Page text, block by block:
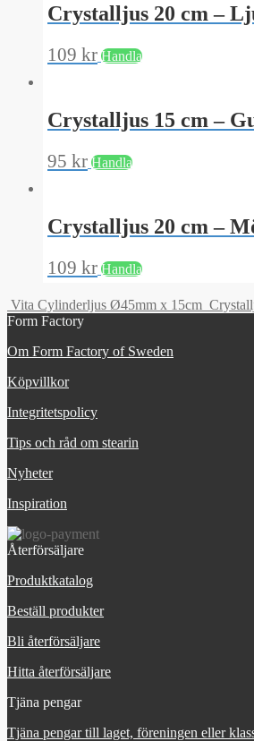
Crystalljus 20 cm –
109 kr Handla
Crystalljus 15 cm –
95 kr Handla
Crystalljus 20 cm –
109 kr Handla
Vita Cylinderljus Ø45mm x 15cm
Form Factory
Om Form Factory of Sweden
Köpvillkor
Integritetspolicy
Tips och råd om stearin
Nyheter
Inspiration
Återförsäljare
Produktkatalog
Beställ produkter
Bli återförsäljare
Hitta återförsäljare
Tjäna pengar
Tjäna pengar till laget, föreningen eller